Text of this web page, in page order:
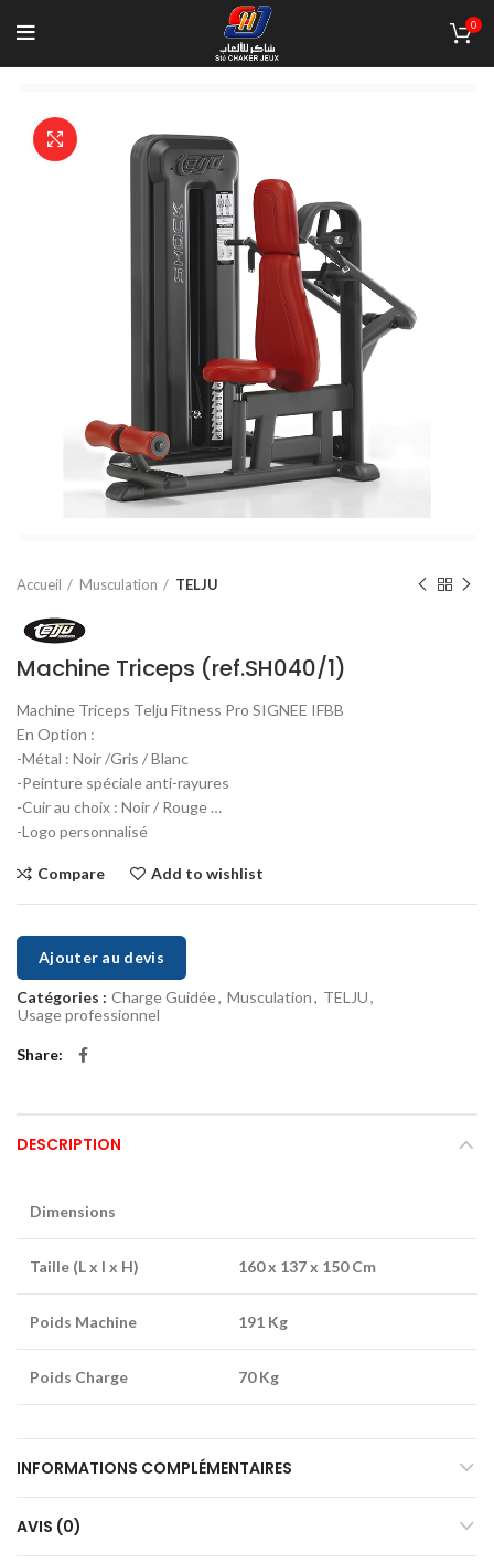
0
Click to enlarge
Accueil Musculation TELJU
Machine Triceps (ref.SH040/1)
Machine Triceps Telju Fitness Pro SIGNEE IFBB
En Option :
-Métal : Noir /Gris / Blanc
-Peinture spéciale anti-rayures
-Cuir au choix : Noir / Rouge …
-Logo personnalisé
Compare Add to wishlist
Ajouter au devis
Catégories : Charge Guidée, Musculation, TELJU,
Usage professionnel
Share
DESCRIPTION
Dimensions
Taille (L x l x H) 160 x 137 x 150 Cm
Poids Machine 191 Kg
Poids Charge 70 Kg
INFORMATIONS COMPLÉMENTAIRES
AVIS (0)